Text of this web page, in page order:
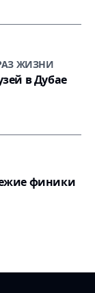
ЖИЗНИ
в Дубае
финики